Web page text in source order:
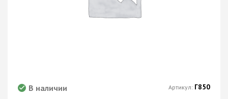
В наличии Артикул: Г850